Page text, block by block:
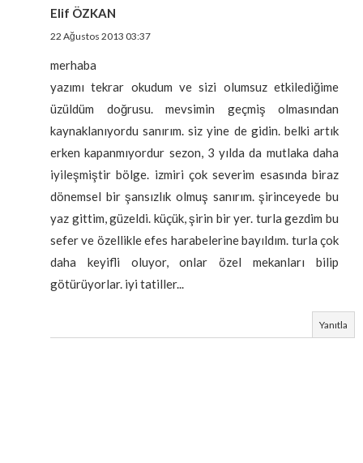
Elif ÖZKAN
22 Ağustos 2013 03:37
merhaba
yazımı tekrar okudum ve sizi olumsuz etkilediğime
üzüldüm doğrusu. mevsimin geçmiş olmasından
kaynaklanıyordu sanırım. siz yine de gidin. belki artık
erken kapanmıyordur sezon, 3 yılda da mutlaka daha
iyileşmiştir bölge. izmiri çok severim esasında biraz
dönemsel bir şansızlık olmuş sanırım. şirinceyede bu
yaz gittim, güzeldi. küçük, şirin bir yer. turla gezdim bu
sefer ve özellikle efes harabelerine bayıldım. turla çok
daha keyifli oluyor, onlar özel mekanları bilip
götürüyorlar. iyi tatiller...
Yanıtla